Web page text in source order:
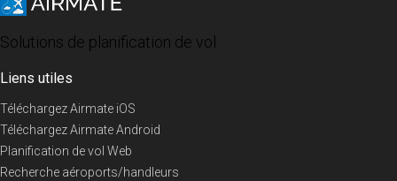
Solutions de planification de vol
Liens utiles
Téléchargez Airmate iOS
Téléchargez Airmate Android
Planification de vol Web
Recherche aéroports/handleurs